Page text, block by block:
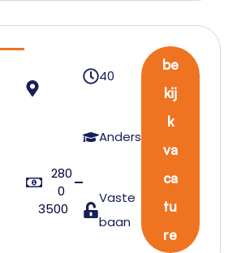
280
0
3500
40
Anders
Vaste
baan
be
kij
k
va
ca
tu
re